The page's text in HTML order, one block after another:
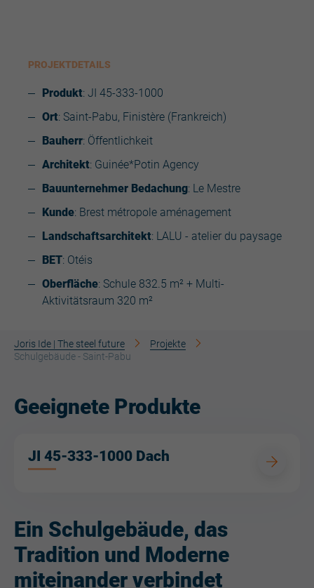
PROJEKTDETAILS
Produkt: JI 45-333-1000
Ort: Saint-Pabu, Finistère (Frankreich)
Bauherr: Öffentlichkeit
Architekt: Guinée*Potin Agency
Bauunternehmer Bedachung: Le Mestre
Kunde: Brest métropole aménagement
Landschaftsarchitekt: LALU - atelier du paysage
BET: Otéis
Oberfläche: Schule 832.5 m² + Multi-
Aktivitätsraum 320 m²
Joris Ide | The steel future
Projekte
Schulgebäude - Saint-Pabu
Geeignete Produkte
JI 45-333-1000 Dach
Ein Schulgebäude, das
Tradition und Moderne
miteinander verbindet